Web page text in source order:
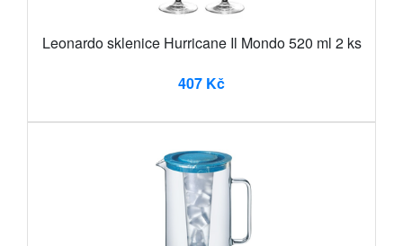
Leonardo sklenice Hurricane Il Mondo 520 ml 2 ks
407 Kč